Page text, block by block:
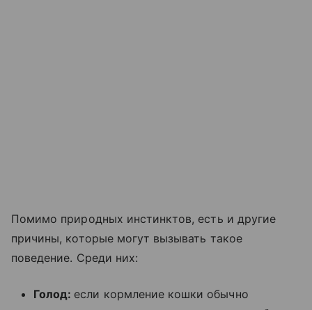
Помимо природных инстинктов, есть и другие
причины, которые могут вызывать такое
поведение. Среди них:
Голод: если кормление кошки обычно